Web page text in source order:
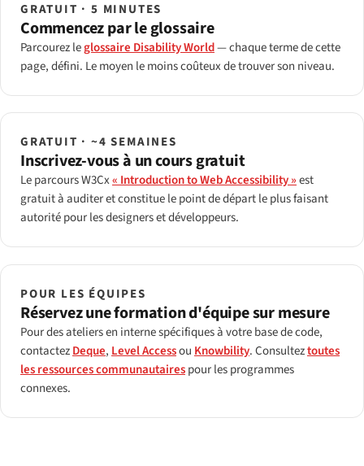
GRATUIT · 5 MINUTES
Commencez par le glossaire
Parcourez leglossaire Disability World— chaque terme de cette
page, défini. Le moyen le moins coûteux de trouver son niveau.
GRATUIT · ~4 SEMAINES
Inscrivez-vous à un cours gratuit
Le parcours W3Cx« Introduction to Web Accessibility »est
gratuit à auditer et constitue le point de départ le plus faisant
autorité pour les designers et développeurs.
POUR LES ÉQUIPES
Réservez une formation d'équipe sur mesure
Pour des ateliers en interne spécifiques à votre base de code,
contactezDeque, Level Accessou Knowbility. Consulteztoutes
les ressources communautairespour les programmes
connexes.